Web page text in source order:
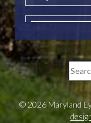
© 2026 Maryland